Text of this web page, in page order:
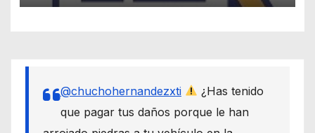
@chuchohernandezxti
¿Has tenido
que pagar tus daños porque le han